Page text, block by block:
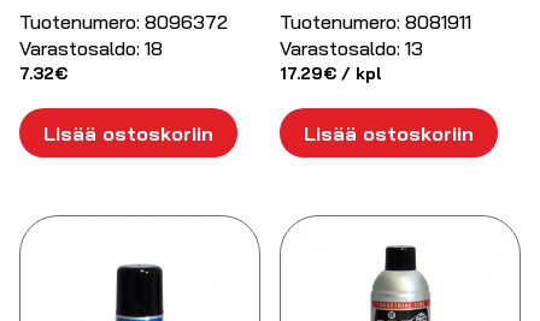
Tuotenumero: 8096372
Varastosaldo: 18
7.32€
Lisää ostoskoriin
Tuotenumero: 8081911
Varastosaldo: 13
17.29€ / kpl
Lisää ostoskoriin